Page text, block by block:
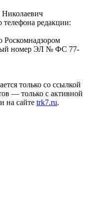
Николаевич
редакции:
Роскомнадзором
номер ЭЛ № ФС 77-
только со ссылкой
— только с активной
на сайте trk7.ru.